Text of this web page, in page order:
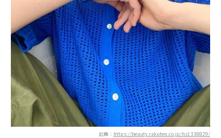
出典： https://beauty.rakuten.co.jp/hs1338829/